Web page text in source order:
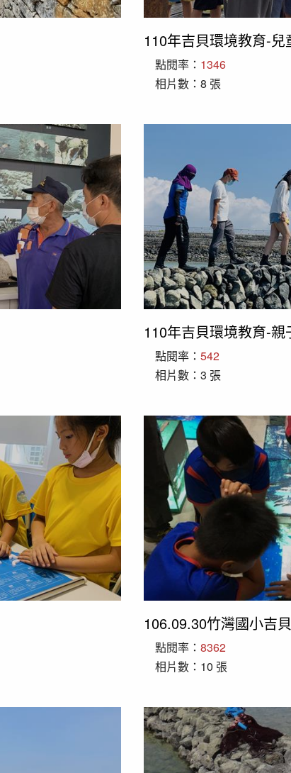
110年吉貝環境教育-
點閱率： 1346
相片數：8 張
110年吉貝環境教育-親
點閱率： 542
相片數：3 張
106.09.30竹灣國小吉
點閱率： 8362
相片數：10 張